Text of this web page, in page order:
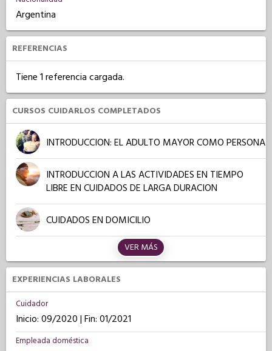
Argentina
REFERENCIAS
Tiene 1 referencia cargada.
CURSOS CUIDARLOS COMPLETADOS
INTRODUCCION: EL ADULTO MAYOR COMO PERSONA
INTRODUCCION A LAS ACTIVIDADES EN TIEMPO
LIBRE EN CUIDADOS DE LARGA DURACION
CUIDADOS EN DOMICILIO
VER MÁS
EXPERIENCIAS LABORALES
Cuidador
Inicio: 09/2020 | Fin: 01/2021
Empleada doméstica